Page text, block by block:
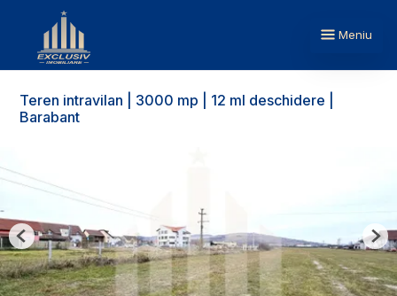
Meniu
Teren intravilan | 3000 mp | 12 ml deschidere |
Barabant
Previous